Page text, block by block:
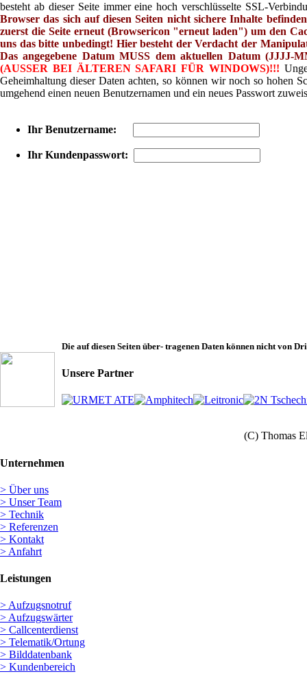
besteht ab dieser Seite immer eine hoch verschlüsselte SSL-
Browser das sich auf diesen Seiten nicht sichere Inhalte
zuerst die Seite erneut (Browsericon "erneut laden") um den
uns das bitte unbedingt! Hier besteht der Verdacht der
Das angegebene Datum MUSS dem aktuellen Datum (JJJJ-
(AUSSER BEI ÄLTEREN SAFARI FÜR WINDOWS)!!!
Geheimhaltung dieser Daten achten, so können wir noch so hohen
umgehend einen neuen Benutzernamen und ein neues Passwort
Ihr Benutzername:
Ihr Kundenpasswort:
Die auf diesen Seiten über- tragenen Daten können nicht von
Unsere Partner
(C) Thomas
Unternehmen
> Über uns
> Unser Team
> Technik
> Referenzen
> Kontakt
> Anfahrt
Leistungen
> Aufzugsnotruf
> Aufzugswärter
> Callcenterdienst
> Telematik/Ortung
> Bilddatenbank
> Kundenbereich